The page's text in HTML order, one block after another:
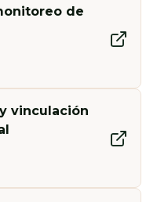
de
vinculación